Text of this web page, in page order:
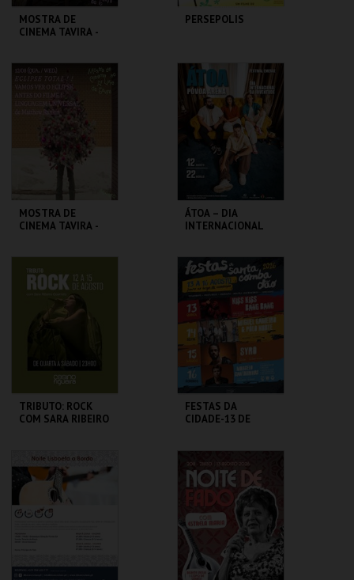
MOSTRA DE
CINEMA TAVIRA -
CLAUSTROS
CONVENTO CARMO
MAIS INFO
COMPRAR
PERSEPOLIS
CASA DO CINEMA
DE COIMBRA
MAIS INFO
COMPRAR
MOSTRA DE
CINEMA TAVIRA -
CONVENTO CARMO
MAIS INFO
ÁTOA – DIA
INTERNACIONAL
PÓVOA ARENA.
MAIS INFO
COMPRAR
TRIBUTO: ROCK
COM SARA RIBEIRO
CASINO FIGUEIRA
MAIS INFO
FESTAS DA
CIDADE-13 DE
COMBA DÃO
MAIS INFO
COMPRAR